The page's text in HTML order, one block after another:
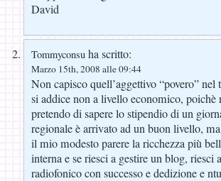
David
Tommyconsu ha scritto:
Marzo 15th, 2008 alle 09:44
Non capisco quell’aggettivo “povero”
si addice non a livello economico, poichè
pretendo di sapere lo stipendio di un
regionale è arrivato ad un buon livello,
il mio modesto parere la ricchezza più
interna e se riesci a gestire un blog, riesci
radiofonico con successo e dedizione e